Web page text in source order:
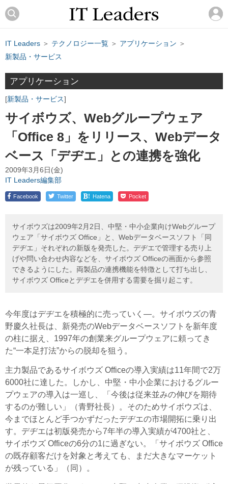
IT Leaders ＞ テクノロジー一覧 ＞ アプリケーション ＞
新製品・サービス
アプリケーション
新製品・サービス
サイボウズ、Webグループウェア
「Office 8」をリリース、Webデータ
ベース「デヂエ」との連携を強化
2009年3月6日(金)
IT Leaders編集部
Facebook Twitter ! Hatena Pocket
サイボウズは2009年2月2日、中堅・中小企業向けWebグループ
ウェア「サイボウズ Office」と、Webデータベースソフト「同
デヂエ」それぞれの新版を発売した。デヂエで管理する売り上
げや問い合わせ内容などを、サイボウズ Officeの画面から参照
できるようにした。両製品の連携機能を特徴として打ち出し、
サイボウズ Officeとデヂエを併用する需要を掘り起こす。
今年度はデヂエを積極的に売っていく—。サイボウズの青
野慶久社長は、新発売のWebデータベースソフトを新年度
の柱に据え、1997年の創業来グループウェアに頼ってき
た“一本足打法”からの脱却を狙う。
主力製品であるサイボウズ Officeの導入実績は11年間で2万
6000社に達した。しかし、中堅・中小企業におけるグルー
プウェアの導入は一巡し、「今後は従来並みの伸びを期待
するのが難しい」（青野社長）。そのためサイボウズは、
今までほとんど手つかずだったデヂエの市場開拓に乗り出
す。デヂエは初版発売から7年半の導入実績が4700社と、
サイボウズ Officeの6分の1に過ぎない。「サイボウズ Office
の既存顧客だけを対象と考えても、まだ大きなマーケット
が残っている」（同）。